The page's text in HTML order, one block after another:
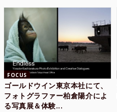
FOCUS
ゴールドウイン東京本社にて、
フォトグラファー柏倉陽介によ
る写真展＆体験...